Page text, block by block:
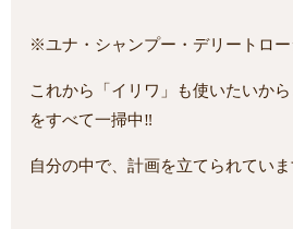
※ユナ・シャンプー・デリートロー
これから「イリワ」も使いたいか
をすべて一掃中‼
自分の中で、計画を立てられていま